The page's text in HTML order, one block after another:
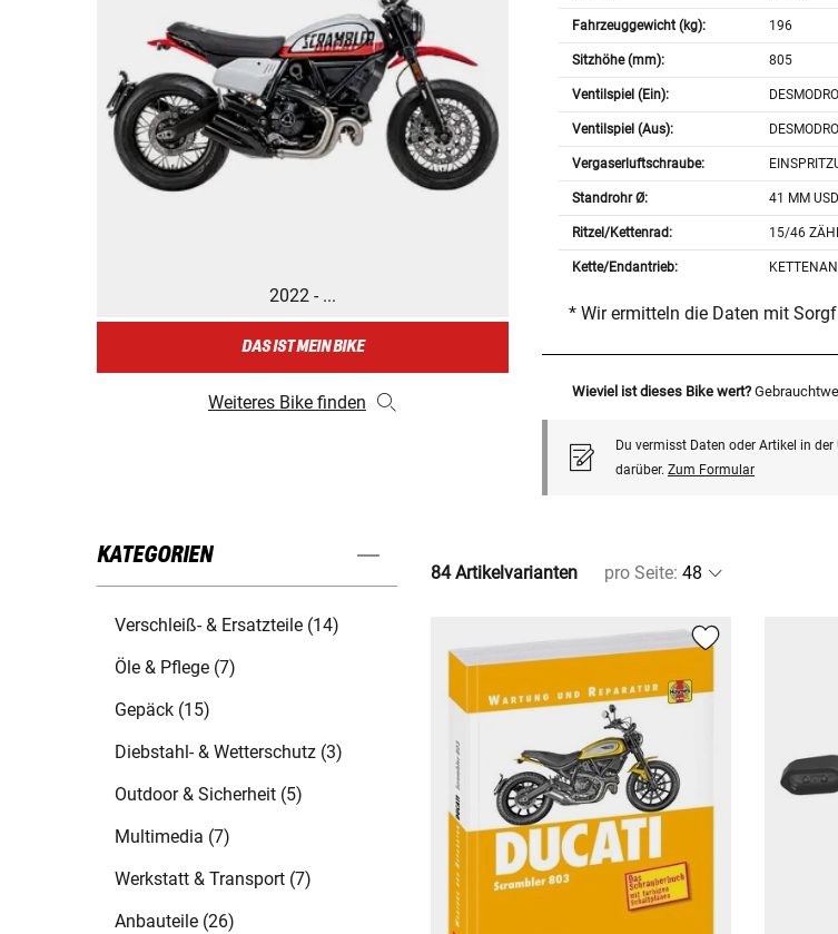
2022 - ...
DAS IST MEIN BIKE
Weiteres Bike finden
Fahrzeuggewicht (kg): 196
Sitzhöhe (mm): 805
Ventilspiel (Ein):
Ventilspiel (Aus):
Vergaserluftschraube:
Standrohr Ø: 41 MM
Ritzel/Kettenrad: 15/46
Kette/Endantrieb:
* Wir ermitteln die Daten mit
Wieviel ist dieses Bike wert?
Du vermisst Daten oder Artikel in
darüber. Zum Formular
KATEGORIEN
Verschleiß- & Ersatzteile (14)
Öle & Pflege (7)
Gepäck (15)
Diebstahl- & Wetterschutz (3)
Outdoor & Sicherheit (5)
Multimedia (7)
Werkstatt & Transport (7)
Anbauteile (26)
84 Artikelvarianten pro Seite: